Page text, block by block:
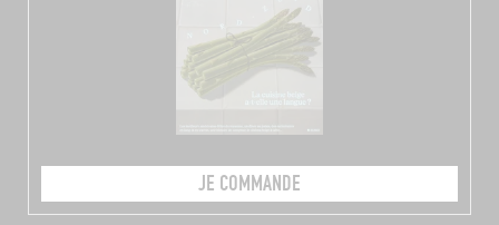
JE COMMANDE